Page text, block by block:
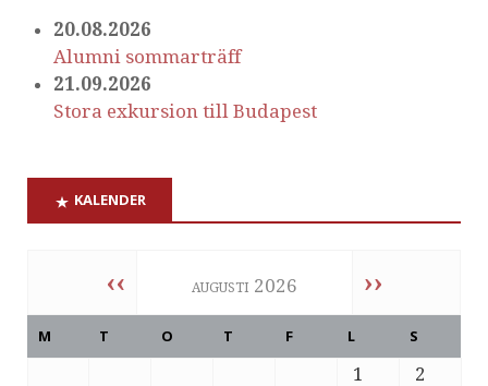
20.08.2026
Alumni sommarträff
21.09.2026
Stora exkursion till Budapest
KALENDER
‹‹ augusti 2026 ››
M T O T F L S
1
2